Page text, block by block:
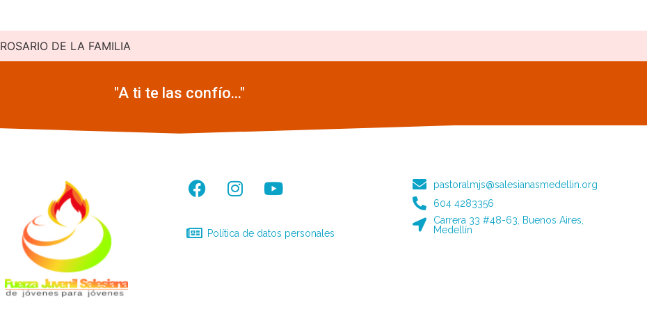
ROSARIO DE LA FAMILIA
"A ti te las confío..."
Política de datos personales
pastoralmjs@salesianasmedellin.org
604 4283356
Carrera 33 #48-63, Buenos Aires,
Medellín